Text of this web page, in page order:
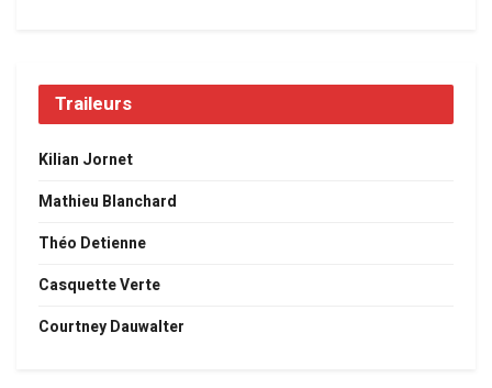
Traileurs
Kilian Jornet
Mathieu Blanchard
Théo Detienne
Casquette Verte
Courtney Dauwalter